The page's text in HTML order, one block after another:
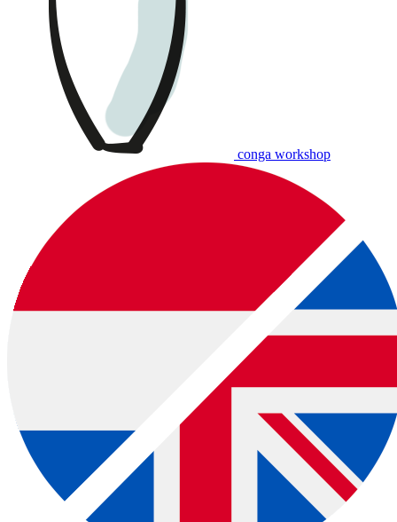
download: Nederlandstalige bon
Voorbeelden van muziekworkshops (diverse prijzen):
download:
Dutch print
Examples of creative workshops up to €37:
conga workshop